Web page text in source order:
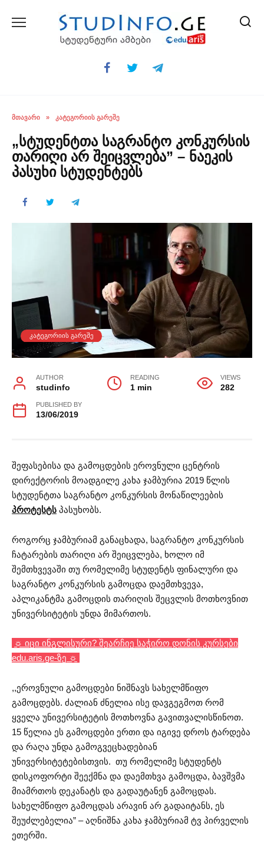
ᲛᲗᲐᲕᲐᲠᲘ » ᲙᲐᲢᲔᲒᲝᲠᲘᲘᲡ ᲒᲐᲠᲔᲨᲔ
„სტუდენტთა საგრანტო კონკურსის
თარიღი არ შეიცვლება” – ნაეკის
პასუხი სტუდენტებს
ᲙᲐᲢᲔᲒᲝᲠᲘᲘᲡ ᲒᲐᲠᲔᲨᲔ
AUTHOR
studinfo
READING
1 min
VIEWS
282
PUBLISHED BY
13/06/2019
შეფასებისა და გამოცდების ეროვნული ცენტრის
დირექტორის მოადგილე კახა ჯამბურია 2019 წლის
სტუდენტთა საგრანტო კონკურსის მონაწილეების
პროტესტს პასუხობს.
როგორც ჯამბურიამ განაცხადა, საგრანტო კონკურსის
ჩატარების თარიღი არ შეიცვლება, ხოლო იმ
შემთხვევაში თუ რომელიმე სტუდენტს ფინალური და
საგრანტო კონკურსის გამოცდა დაემთხვევა,
აპლიკანტმა გამოცდის თარიღის შეცვლის მოთხოვნით
უნივერსიტეტის უნდა მიმართოს.
☼ იცი ინგლისური? შეარჩიე საჭირო დონის კურსები
edu.aris.ge-ზე ☼
,,ეროვნული გამოცდები ნიშნავს სახელმწიფო
გამოცდებს. ძალიან ძნელია ისე დავგეგმოთ რომ
ყველა უნივერსიტეტის მოთხოვნა გავითვალისწინოთ.
15 წელია ეს გამოცდები ერთი და იგივე დროს ტარდება
და რაღა უნდა გამოგვეცხადებიან
უნივერსიტეტებისთვის. თუ რომელიმე სტუდენტს
დისკოფორტი შეექმნა და დაემთხვა გამოცდა, ბავშვმა
მიამრთოს დეკანატს და გადაუტანენ გამოცდას.
სახელმწიფო გამოცდას არავინ არ გადაიტანს, ეს
შეუძლებელია” – აღნიშნა კახა ჯამბურიამ ტვ პირველის
ეთერში.